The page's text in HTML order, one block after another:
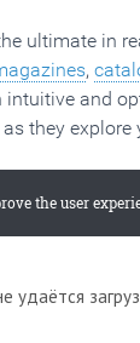
удаётся